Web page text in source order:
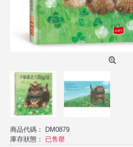
商品代碼：
DM0879
庫存狀態： 已售罄